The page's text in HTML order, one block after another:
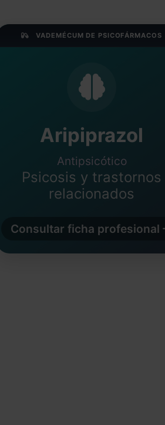
VADEMÉCUM DE PSICOFÁRMACOS
Aripiprazol
Antipsicótico
Psicosis y trastornos
relacionados
Consultar ficha profesional